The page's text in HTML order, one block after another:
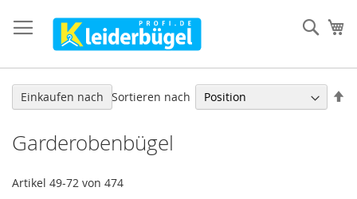
zum
Inhalt
Garderobenbügel
Artikel 49-72 von 474
Sortieren nach
Einkaufen nach